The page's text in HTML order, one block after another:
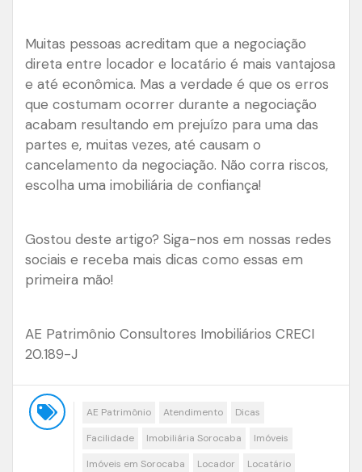
Muitas pessoas acreditam que a negociação
direta entre locador e locatário é mais vantajosa
e até econômica. Mas a verdade é que os erros
que costumam ocorrer durante a negociação
acabam resultando em prejuízo para uma das
partes e, muitas vezes, até causam o
cancelamento da negociação. Não corra riscos,
escolha uma imobiliária de confiança!
Gostou deste artigo? Siga-nos em nossas redes
sociais e receba mais dicas como essas em
primeira mão!
AE Patrimônio Consultores Imobiliários CRECI
20.189-J
AE Patrimônio Atendimento
Dicas
Facilidade
Imobiliária Sorocaba
Imóveis
Imóveis em Sorocaba
Locador
Locatário